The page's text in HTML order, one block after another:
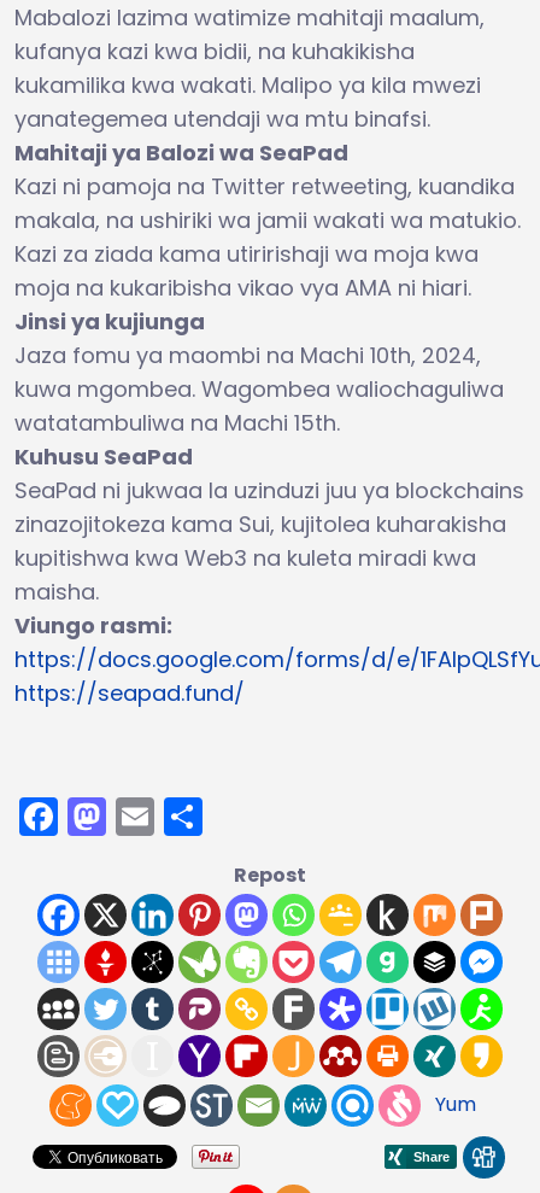
Mabalozi lazima watimize mahitaji maalum,
kufanya kazi kwa bidii, na kuhakikisha
kukamilika kwa wakati. Malipo ya kila mwezi
yanategemea utendaji wa mtu binafsi.
Mahitaji ya Balozi wa SeaPad
Kazi ni pamoja na Twitter retweeting, kuandika
makala, na ushiriki wa jamii wakati wa matukio.
Kazi za ziada kama utiririshaji wa moja kwa
moja na kukaribisha vikao vya AMA ni hiari.
Jinsi ya kujiunga
Jaza fomu ya maombi na Machi 10th, 2024,
kuwa mgombea. Wagombea waliochaguliwa
watatambuliwa na Machi 15th.
Kuhusu SeaPad
SeaPad ni jukwaa la uzinduzi juu ya blockchains
zinazojitokeza kama Sui, kujitolea kuharakisha
kupitishwa kwa Web3 na kuleta miradi kwa
maisha.
Viungo rasmi:
https://docs.google.com/forms/d/e/
https://seapad.fund/
Facebook
Mastodon
Email
Repost
Yum